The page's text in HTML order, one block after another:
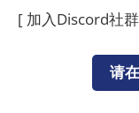
[ 加入Discord社
请